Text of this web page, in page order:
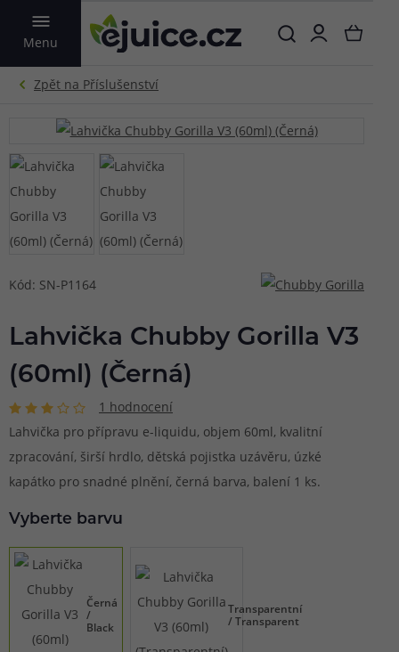
Menu
VYHLEDAT
Kód: SN-P1164
Lahvička Chubby Gorilla V3
(60ml) (Černá)
1 hodnocení
Lahvička pro přípravu e-liquidu, objem 60ml, kvalitní
zpracování, širší hrdlo, dětská pojistka uzávěru, úzké
kapátko pro snadné plnění, černá barva, balení 1 ks.
Vyberte barvu
Černá
/
Black
Transparentní
/ Transparent